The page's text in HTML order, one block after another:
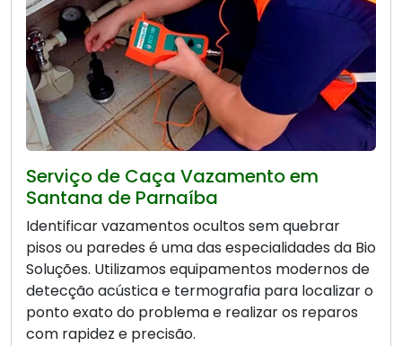
Serviço de Caça Vazamento em
Santana de Parnaíba
Identificar vazamentos ocultos sem quebrar
pisos ou paredes é uma das especialidades da Bio
Soluções. Utilizamos equipamentos modernos de
detecção acústica e termografia para localizar o
ponto exato do problema e realizar os reparos
com rapidez e precisão.